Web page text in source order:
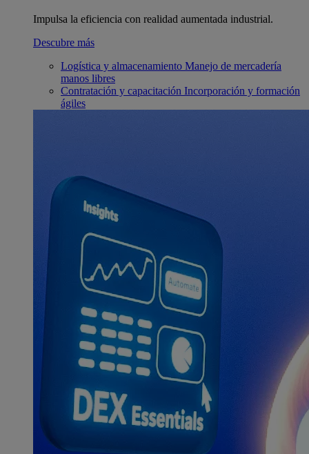
Impulsa la eficiencia con realidad aumentada industrial.
Descubre más
Logística y almacenamiento Manejo de mercadería
manos libres
Contratación y capacitación Incorporación y formación
ágiles